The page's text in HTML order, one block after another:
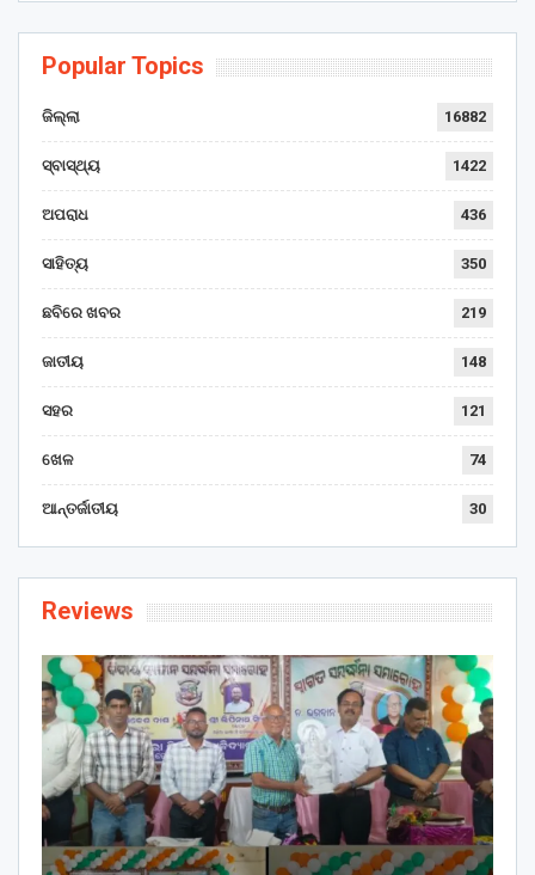
Popular Topics
ଜିଲ୍ଲା 16882
ସ୍ବାସ୍ଥ୍ୟ 1422
ଅପରାଧ 436
ସାହିତ୍ୟ 350
ଛବିରେ ଖବର 219
ଜାତୀୟ 148
ସହର 121
ଖେଳ 74
ଆନ୍ତର୍ଜାତୀୟ 30
Reviews